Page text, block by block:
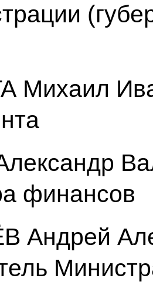
Михаил
финансов
Андрей